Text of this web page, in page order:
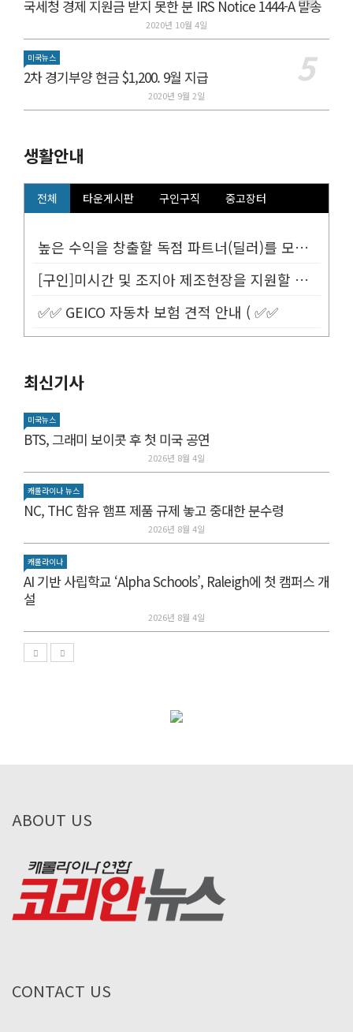
국세청 경제 지원금 받지 못한 분 IRS Notice 1444-A 발송
2020년 10월 4일
미국뉴스
2차 경기부양 현금 $1,200. 9월 지급
2020년 9월 2일
생활안내
전체 타운게시판 구인구직 중고장터
높은 수익을 창출할 독점 파트너(딜러)를 모십니다.
[구인]미시간 및 조지아 제조현장을 지원할 Customer Service...
✅✅ GEICO 자동차 보험 견적 안내 ( ✅✅
최신기사
미국뉴스
BTS, 그래미 보이콧 후 첫 미국 공연
2026년 8월 4일
캐롤라이나 뉴스
NC, THC 함유 햄프 제품 규제 놓고 중대한 분수령
2026년 8월 4일
캐롤라이나
AI 기반 사립학교 ‘Alpha Schools’, Raleigh에 첫 캠퍼스 개
설
2026년 8월 4일
ABOUT US
CONTACT US